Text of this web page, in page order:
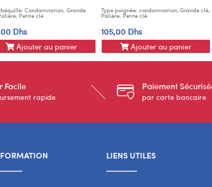
béquille: Condamnation, Grande
Petite clé
Dhs
Ajouter au panier
Type poignée: condamnation, Grande clé,
Palière, Petite clé
105,00 Dhs
Ajouter au panier
Facile
rapide
Paiement
par carte bancaire
LIENS UTILES